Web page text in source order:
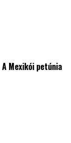
A Mexikói petúnia